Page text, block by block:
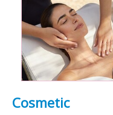
Cosmetic